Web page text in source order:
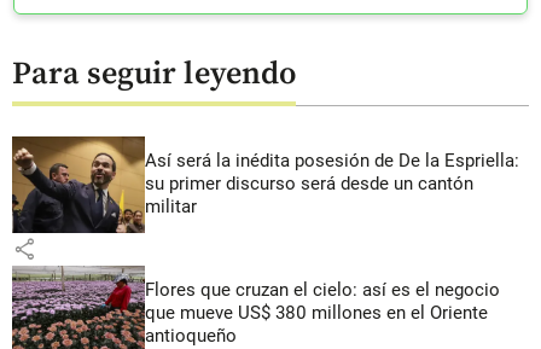
Para seguir leyendo
Así será la inédita posesión de De la Espriella:
su primer discurso será desde un cantón
militar
share
Flores que cruzan el cielo: así es el negocio
que mueve US$ 380 millones en el Oriente
antioqueño